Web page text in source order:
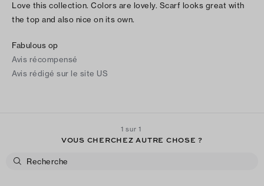
Love this collection. Colors are lovely. Scarf looks great with
the top and also nice on its own.
Fabulous op
Avis récompensé
Avis rédigé sur le site US
1 sur 1
VOUS CHERCHEZ AUTRE CHOSE ?